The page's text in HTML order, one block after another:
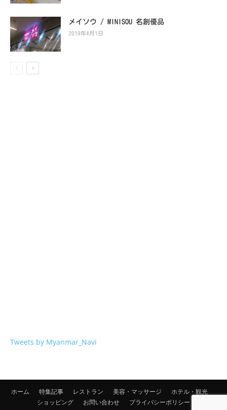
メイソウ / MINISOU 名創優品
2019年4月1日
Tweets by Myanmar_Navi
ホーム 特集記事 レストラン 美容・マッサージ
ホテル・観光
ショッピング
お問い合わせ プライバシーポリシー